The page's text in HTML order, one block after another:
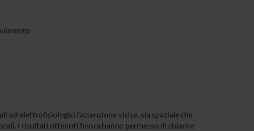
elettrofisiologici l’attenzione visiva, sia spaziale che
I risultati ottenuti finora hanno permesso di chiarire